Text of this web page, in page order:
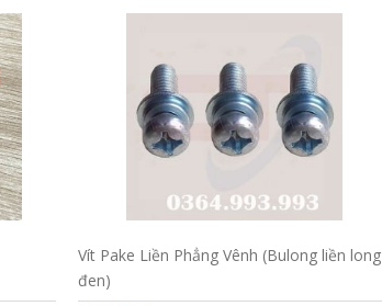
Vít Pake Liền Phẳng Vênh (Bulong liền long
đen)